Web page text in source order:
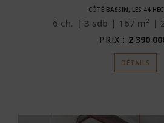
CÔTÉ BASSIN, LES 44
6 ch. 3 sdb 167 m²
PRIX : 2 390
DÉTAILS